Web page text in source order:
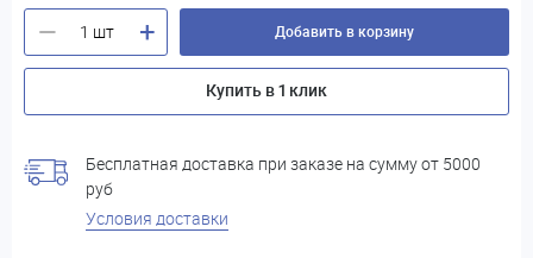
— + Добавить в корзину
Купить в 1 клик
Бесплатная доставка при заказе на сумму от 5000
руб
Условия доставки